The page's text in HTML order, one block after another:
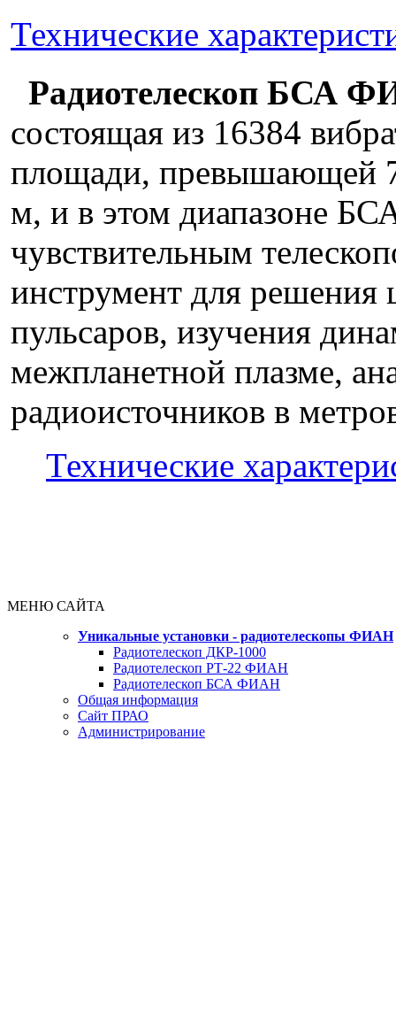
Технические
Радиотелескоп БСА
состоящая из 16384
площади, превышающей
м, и в этом диапазоне
чувствительным
инструмент для решения
пульсаров, изучения
межпланетной плазме,
радиоисточников в
Технические
МЕНЮ САЙТА
Уникальные установки - радиотелескопы ФИАН
Радиотелескоп ДКР-1000
Радиотелескоп РТ-22 ФИАН
Радиотелескоп БСА ФИАН
Общая информация
Сайт ПРАО
Администрирование